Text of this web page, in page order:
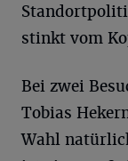
stinkt vom
Bei zwei
Tobias
Wahl